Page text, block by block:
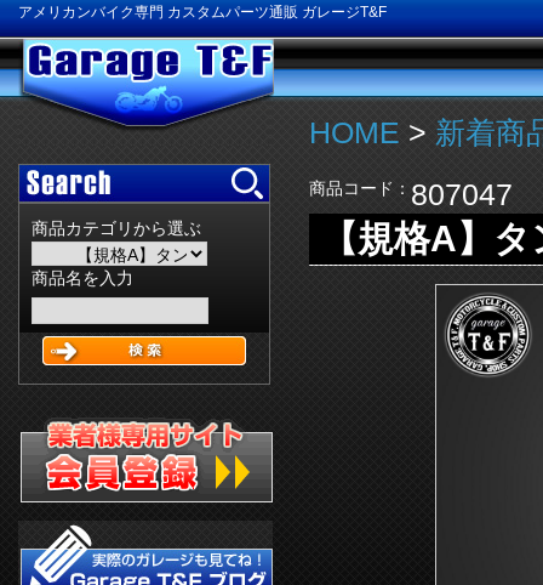
アメリカンバイク専門 カスタムパーツ通販 ガレージT&F
商品カテゴリから選ぶ
商品名を入力
HOME > 新着商
商品コード： 807047
【規格A】